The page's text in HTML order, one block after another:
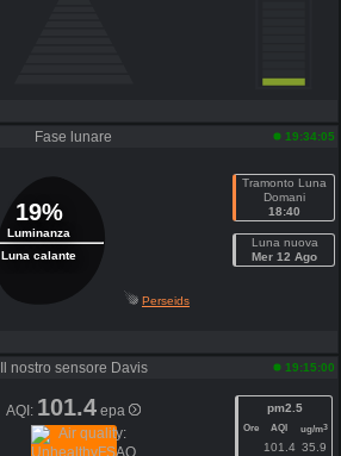
Fase lunare 19:34:05
19%
Luminanza
Luna calante
Tramonto Luna
Domani
18:40
Luna nuova
Mer 12 Ago
Perseids
Il nostro sensore Davis 19:15:00
AQI: 101.4 epa pm2.5
Ore AQI ug/m3
101.4 35.9